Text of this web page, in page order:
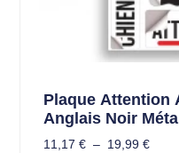
Plaque Attention
Anglais Noir
11,17 € – 19,99 €